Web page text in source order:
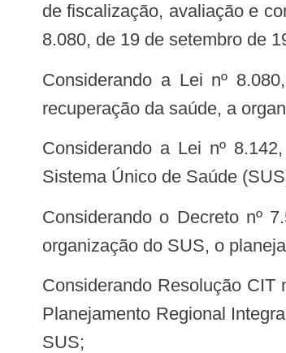
de fiscalização, avaliação e
8.080, de 19 de setembro de
Considerando a Lei nº 8.080, de 19 de setembro de 1990, que dispõe sobre as condições para a promoção, proteção e
recuperação da saúde, a
Considerando a Lei nº 8.142, de 28 de dezembro de 1990, que dispõe sobre a participação da comunidade na gestão do
Sistema Único de Saúde
Considerando o Decreto nº 7.508, de 28 de junho de 2011, que Regulamenta a Lei nº 8.080, de 1990, para dispor sobre a
organização do SUS, o
Considerando Resolução CIT nº 23, de 17 de agosto de 2017, que estabelece diretrizes para os processos de Regionalização,
Planejamento Regional
SUS;